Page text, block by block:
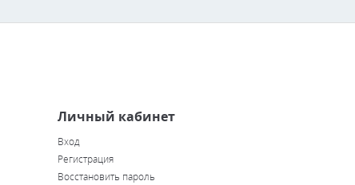
Личный кабинет
Вход
Регистрация
Восстановить пароль